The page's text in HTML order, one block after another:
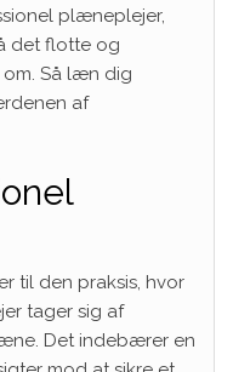
plæneplejer,
det flotte og
Så læn dig
af
til den praksis, hvor
tager sig af
Det indebærer en